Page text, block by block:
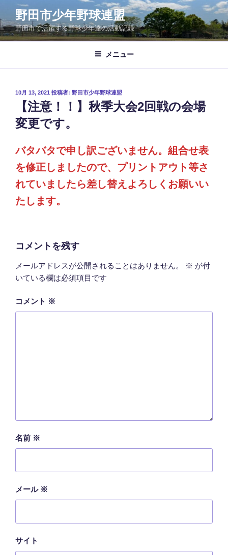
ン
テ
ン
へ
野田市少年野球連盟
野田市で活躍する野球少年達の活動記録
メニュー
投
10月 13, 2021 投稿者: 野田市少年野球連盟
【注意！！】秋季大会2回戦の会場
変更です。
バタバタで申し訳ございません。組合せ表
を修正しましたので、プリントアウト等さ
れていましたら差し替えよろしくお願いい
たします。
コメントを残す
メールアドレスが公開されることはありません。 ※ が付
いている欄は必須項目です
コメント ※
名前 ※
メール ※
サイト